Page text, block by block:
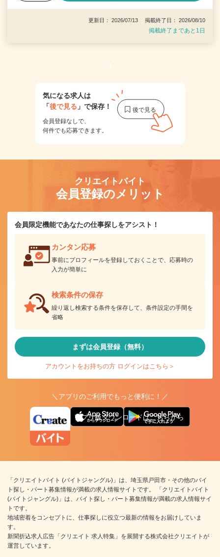
更新日： 2026/07/13 掲載終了日： 2026/08/10
掲載終了まであと1日
1
気になる求人は
「後で見る 」で保存！
会員登録なしで、
何件でも応募できます。
クリエイトバイト
会員登録のメリット
会員限定機能であなたの仕事探しをアシスト！
カンタン応募
事前にプロフィールを登録しておくことで、応募時の
入力が簡単に
検索条件の保存
繰り返し検索する条件を保存して、条件設定の手間を
省略
まずは会員登録（無料）
アカウントをお持ちの方 ログインはこちら＞
＼アプリのご利用でもっと便利に！／
アプリ版ダウンロードはこちらから
「クリエイトバイト (バイトジャングル)」は、埼玉県戸田市・その他のバイ
ト探し・パート募集情報が満載の求人情報サイトです。 「クリエイトバイト
(バイトジャングル)」は、バイト探し・パート募集情報が満載の求人情報サイ
トです。
地域密着をコンセプトに、仕事探しに役立つ最新の情報をお届けしていま
す。
新聞折込求人広告「クリエイト 求人特集」を展開する株式会社クリエイトが
運営しています。